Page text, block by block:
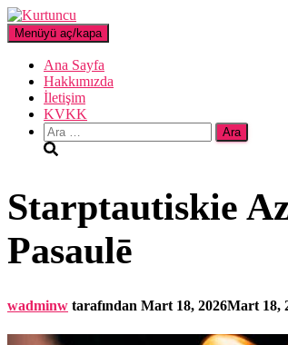
Menüyü aç/kapa
Ana Sayfa
Hakkımızda
İletişim
KVKK
Arama:
Starptautiskie
Pasaulē
wadminw tarafından Mart 18, 2026Mart 18,